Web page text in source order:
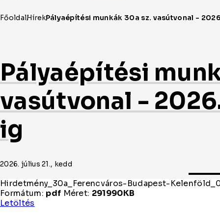
Pályaépítési
vasútvonal -
ig
2026. július 21., kedd
Hirdetmény_30a_Ferencváros-Budapest-
Formátum: pdf Méret: 291990KB
Letöltés